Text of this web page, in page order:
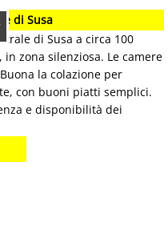
di Susa
di Susa a circa 100
zona silenziosa. Le camere
la colazione per
con buoni piatti semplici.
e disponibilità dei